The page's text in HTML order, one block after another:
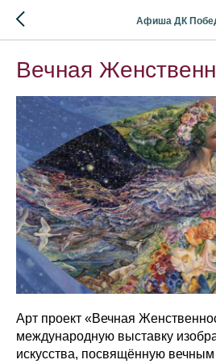
Афиша ДК
Вечная
Арт проект «Вечная
международную выставку
искусства, посвящённую